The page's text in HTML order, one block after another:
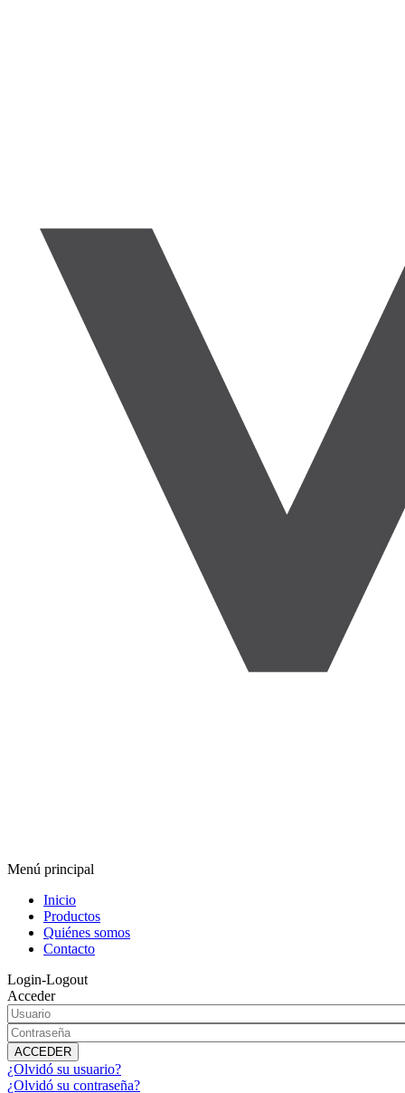
Menú principal
Inicio
Productos
Quiénes somos
Contacto
Login-Logout
Acceder
¿Olvidó su usuario?
¿Olvidó su contraseña?